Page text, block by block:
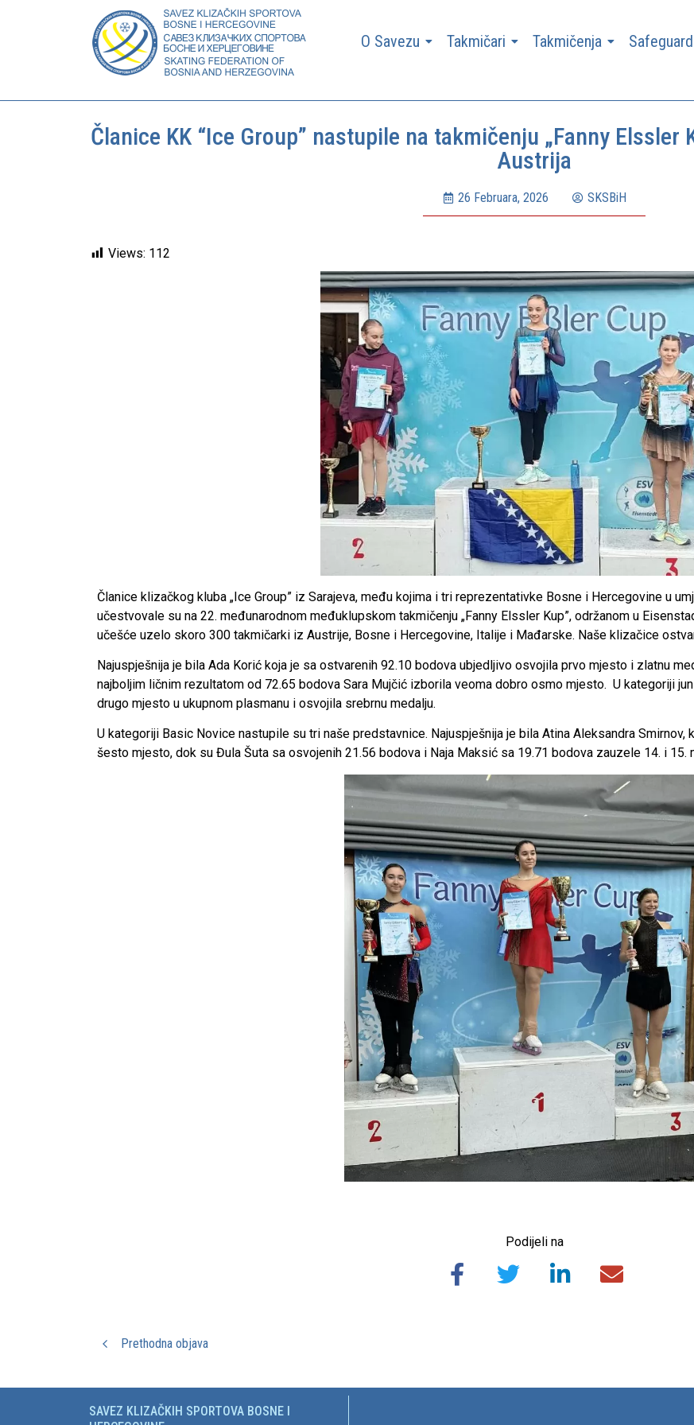
O Savezu Takmičari Takmičenja
Članice KK “Ice Group” nastupile na takmičenju „Fanny Elssler
Austrija
26 Februara, 2026 SKSBiH
Views: 112
Članice klizačkog kluba „Ice Group” iz Sarajeva, među kojima i tri reprezentativke Bosne i Hercegovine u
učestvovale su na 22. međunarodnom međuklupskom takmičenju „Fanny Elssler Kup”, održanom u
učešće uzelo skoro 300 takmičarki iz Austrije, Bosne i Hercegovine, Italije i Mađarske. Naše klizačice
Najuspješnija je bila Ada Korić koja je sa ostvarenih 92.10 bodova ubjedljivo osvojila prvo mjesto i zlatnu
najboljim ličnim rezultatom od 72.65 bodova Sara Mujčić izborila veoma dobro osmo mjesto. U kategoriji
drugo mjesto u ukupnom plasmanu i osvojila srebrnu medalju.
U kategoriji Basic Novice nastupile su tri naše predstavnice. Najuspješnija je bila Atina Aleksandra
šesto mjesto, dok su Đula Šuta sa osvojenih 21.56 bodova i Naja Maksić sa 19.71 bodova zauzele 14. i 15.
Podijeli na
Prethodna objava
SAVEZ KLIZAČKIH SPORTOVA BOSNE I